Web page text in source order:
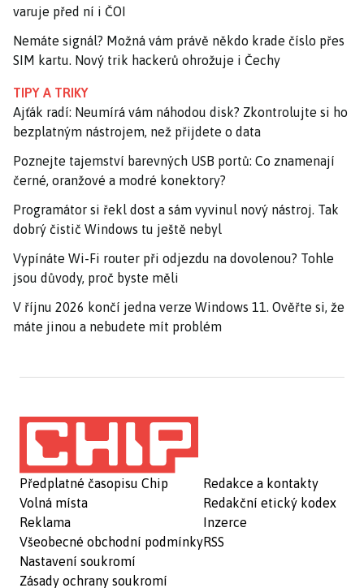
varuje před ní i ČOI
Nemáte signál? Možná vám právě někdo krade číslo přes
SIM kartu. Nový trik hackerů ohrožuje i Čechy
TIPY A TRIKY
Ajťák radí: Neumírá vám náhodou disk? Zkontrolujte si ho
bezplatným nástrojem, než přijdete o data
Poznejte tajemství barevných USB portů: Co znamenají
černé, oranžové a modré konektory?
Programátor si řekl dost a sám vyvinul nový nástroj. Tak
dobrý čistič Windows tu ještě nebyl
Vypínáte Wi-Fi router při odjezdu na dovolenou? Tohle
jsou důvody, proč byste měli
V říjnu 2026 končí jedna verze Windows 11. Ověřte si, že
máte jinou a nebudete mít problém
Předplatné časopisu Chip
Volná místa
Reklama
Všeobecné obchodní podmínky
Nastavení soukromí
Zásady ochrany soukromí
Redakce a kontakty
Redakční etický kodex
Inzerce
RSS